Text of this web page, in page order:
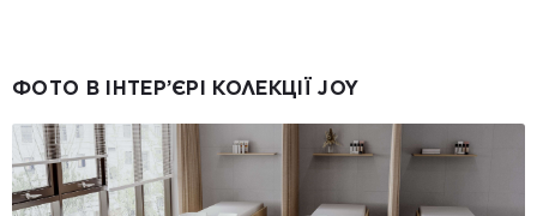
ФОТО В ІНТЕР’ЄРІ КОЛЕКЦІЇ JOY